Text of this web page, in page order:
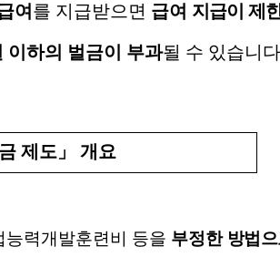
여 를 지급받으면 급여 지급이 제
이하의 벌금이 부과될 수 있습니다
제도」 개요
능력개발훈련비 등을 부정한 방법